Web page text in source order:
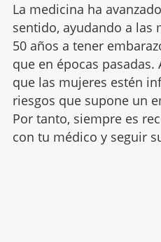
La medicina ha
sentido, ayudando a las
50 años a tener
que en épocas pasadas.
que las mujeres estén
riesgos que supone un
Por tanto, siempre es
con tu médico y seguir